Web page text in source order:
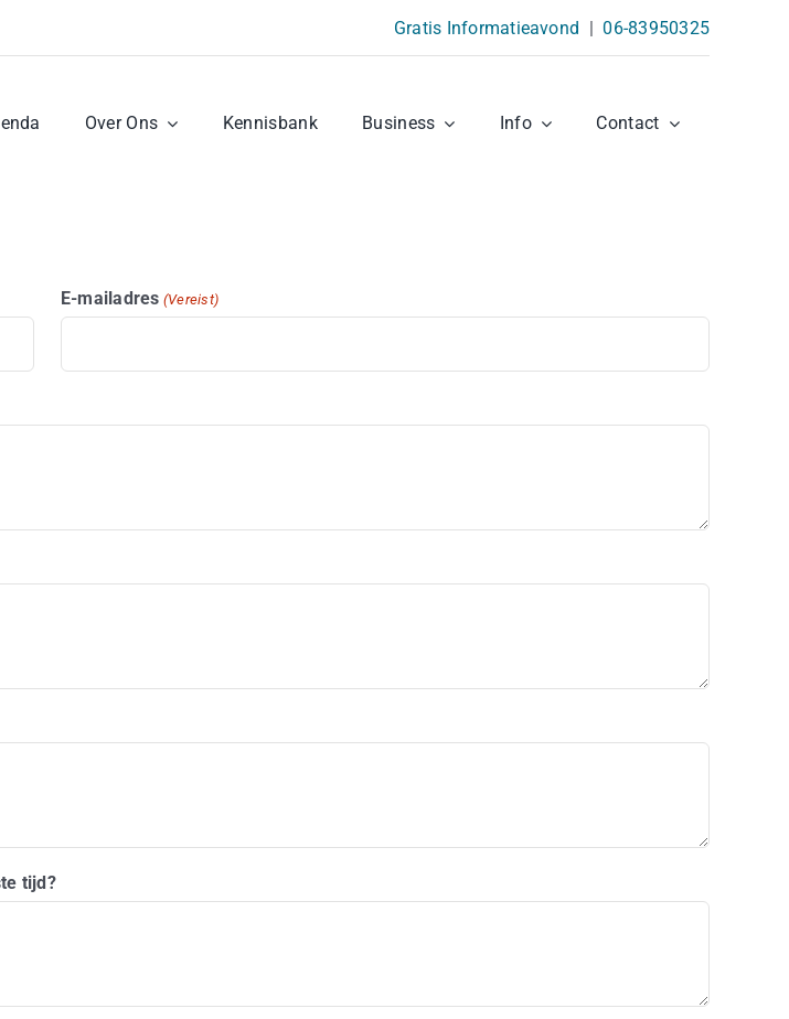
Gratis Informatieavond | 06-83950325
Over Ons Kennisbank Business Info Contact
E-mailadres (Vereist)
tijd?